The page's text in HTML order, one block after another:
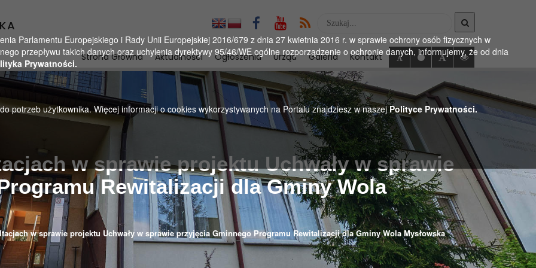
Parlamentu Europejskiego i Rady Unii Europejskiej 2016/679 z dnia 27 kwietnia 2016 r. w sprawie ochrony osób fizycznych w
przepływu takich danych oraz uchylenia dyrektywy 95/46/WE ogólne rozporządzenie o ochronie danych, informujemy, że od dnia
Prywatności.
potrzeb użytkownika. Więcej informacji o cookies wykorzystywanych na Portalu znajdziesz w naszejPolityce Prywatności.
Wyszukaj
serwise
Strona Główna
Aktualności Ogłoszenia Urząd Galeria Kontakt
w sprawie projektu Uchwały w sprawie
Rewitalizacji dla Gminy Wola
w sprawie projektu Uchwały w sprawie przyjęcia Gminnego Programu Rewitalizacji dla Gminy Wola Mysłowska